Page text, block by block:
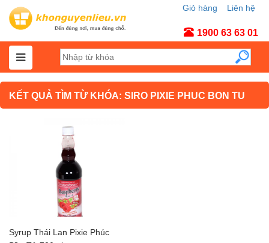
Liên hệ
Giỏ hàng
1900 63 63 01
KẾT QUẢ TÌM TỪ KHÓA: SIRO PIXIE PHUC BON TU
Syrup Thái Lan Pixie Phúc